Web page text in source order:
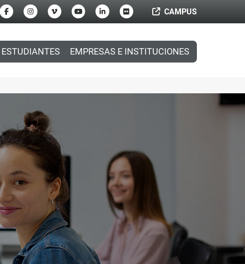
CAMPUS
ESTUDIANTES EMPRESAS E INSTITUCIONES